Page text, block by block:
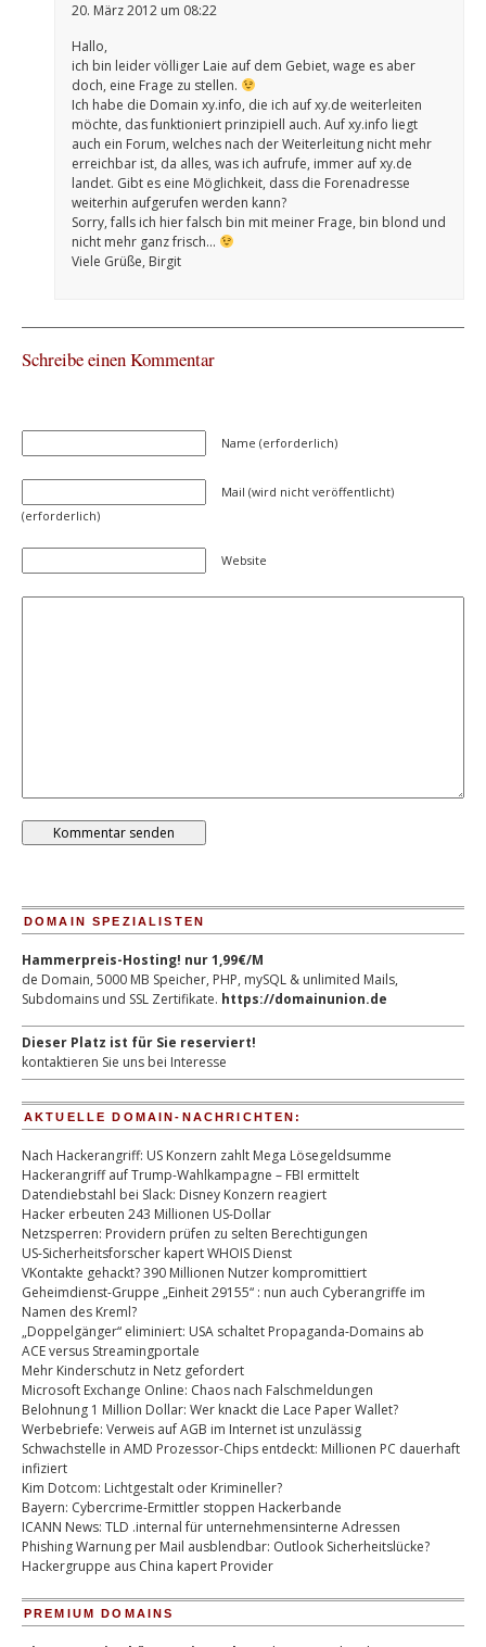
20. März 2012 um 08:22
Hallo,
ich bin leider völliger Laie auf dem Gebiet, wage es aber
doch, eine Frage zu stellen.
Ich habe die Domain xy.info, die ich auf xy.de weiterleiten
möchte, das funktioniert prinzipiell auch. Auf xy.info liegt
auch ein Forum, welches nach der Weiterleitung nicht mehr
erreichbar ist, da alles, was ich aufrufe, immer auf xy.de
landet. Gibt es eine Möglichkeit, dass die Forenadresse
weiterhin aufgerufen werden kann?
Sorry, falls ich hier falsch bin mit meiner Frage, bin blond und
nicht mehr ganz frisch…
Viele Grüße, Birgit
Schreibe einen Kommentar
Name (erforderlich)
Mail (wird nicht veröffentlicht)
(erforderlich)
Website
DOMAIN SPEZIALISTEN
Hammerpreis-Hosting! nur 1,99€/M
de Domain, 5000 MB Speicher, PHP, mySQL & unlimited Mails,
Subdomains und SSL Zertifikate. https://domainunion.de
Dieser Platz ist für Sie reserviert!
kontaktieren Sie uns bei Interesse
AKTUELLE DOMAIN-NACHRICHTEN:
Nach Hackerangriff: US Konzern zahlt Mega Lösegeldsumme
Hackerangriff auf Trump-Wahlkampagne – FBI ermittelt
Datendiebstahl bei Slack: Disney Konzern reagiert
Hacker erbeuten 243 Millionen US-Dollar
Netzsperren: Providern prüfen zu selten Berechtigungen
US-Sicherheitsforscher kapert WHOIS Dienst
VKontakte gehackt? 390 Millionen Nutzer kompromittiert
Geheimdienst-Gruppe „Einheit 29155“ : nun auch Cyberangriffe im
Namen des Kreml?
„Doppelgänger“ eliminiert: USA schaltet Propaganda-Domains ab
ACE versus Streamingportale
Mehr Kinderschutz in Netz gefordert
Microsoft Exchange Online: Chaos nach Falschmeldungen
Belohnung 1 Million Dollar: Wer knackt die Lace Paper Wallet?
Werbebriefe: Verweis auf AGB im Internet ist unzulässig
Schwachstelle in AMD Prozessor-Chips entdeckt: Millionen PC dauerhaft
infiziert
Kim Dotcom: Lichtgestalt oder Krimineller?
Bayern: Cybercrime-Ermittler stoppen Hackerbande
ICANN News: TLD .internal für unternehmensinterne Adressen
Phishing Warnung per Mail ausblendbar: Outlook Sicherheitslücke?
Hackergruppe aus China kapert Provider
PREMIUM DOMAINS